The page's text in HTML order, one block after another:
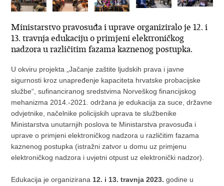
Ministarstvo pravosuđa i uprave organiziralo je 12. i
13. travnja edukaciju o primjeni elektroničkog
nadzora u različitim fazama kaznenog postupka.
U okviru projekta „Jačanje zaštite ljudskih prava i javne
sigurnosti kroz unapređenje kapaciteta hrvatske probacijske
službe“, sufinanciranog sredstvima Norveškog financijskog
mehanizma 2014.-2021. održana je edukacija za suce, državne
odvjetnike, načelnike policijskih uprava te službenike
Ministarstva unutarnjih poslova te Ministarstva pravosuđa i
uprave o primjeni elektroničkog nadzora u različitim fazama
kaznenog postupka (istražni zatvor u domu uz primjenu
elektroničkog nadzora i uvjetni otpust uz elektronički nadzor).
Edukacija je organizirana 12. i 13. travnja 2023. godine u